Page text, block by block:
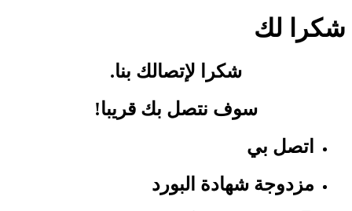
شكرا لك
شكرا لإتصالك بنا.
سوف نتصل بك قريبا!
اتصل بي
مزدوجة شهادة البورد